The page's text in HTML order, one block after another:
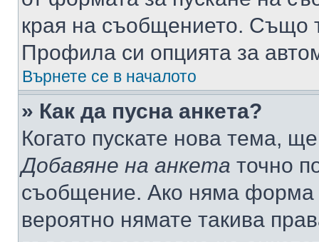
края на съобщението. Също
Профила си опцията за
Върнете се в началото
» Как да пусна анкета?
Когато пускате нова тема,
Добавяне на анкета точно
съобщение. Ако няма форма
вероятно нямате такива